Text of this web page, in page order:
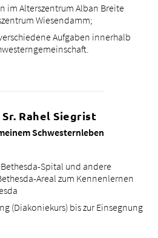
im Alterszentrum Alban Breite
Wiesendamm;
Aufgaben innerhalb
Rahel Siegrist
Schwesternleben
Spital und andere
Areal zum Kennenlernen
(Diakoniekurs) bis zur Einsegnung